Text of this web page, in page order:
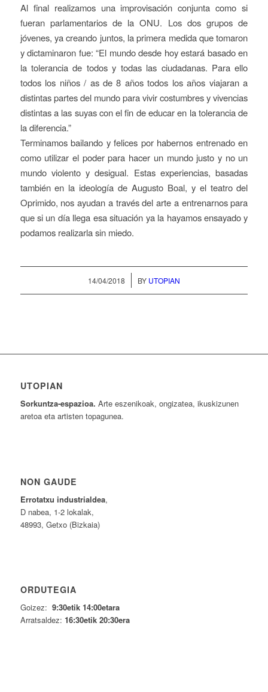
Al final realizamos una improvisación conjunta como si
fueran parlamentarios de la ONU. Los dos grupos de
jóvenes, ya creando juntos, la primera medida que tomaron
y dictaminaron fue: “El mundo desde hoy estará basado en
la tolerancia de todos y todas las ciudadanas. Para ello
todos los niños / as de 8 años todos los años viajaran a
distintas partes del mundo para vivir costumbres y vivencias
distintas a las suyas con el fin de educar en la tolerancia de
la diferencia.”
Terminamos bailando y felices por habernos entrenado en
como utilizar el poder para hacer un mundo justo y no un
mundo violento y desigual. Estas experiencias, basadas
también en la ideología de Augusto Boal, y el teatro del
Oprimido, nos ayudan a través del arte a entrenarnos para
que si un día llega esa situación ya la hayamos ensayado y
podamos realizarla sin miedo.
14/04/2018
/ BY UTOPIAN
UTOPIAN
Sorkuntza-espazioa. Arte eszenikoak, ongizatea, ikuskizunen
aretoa eta artisten topagunea.
NON GAUDE
Errotatxu industrialdea,
D nabea, 1-2 lokalak,
48993, Getxo (Bizkaia)
ORDUTEGIA
Goizez: 9:30etik 14:00etara
Arratsaldez: 16:30etik 20:30era